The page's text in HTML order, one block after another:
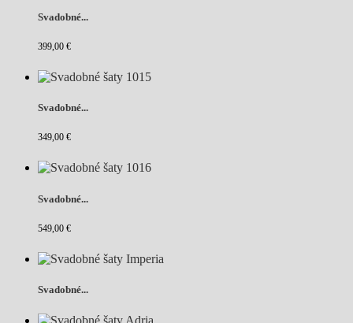
Svadobné...
399,00 €
Svadobné...
349,00 €
Svadobné...
549,00 €
Svadobné...